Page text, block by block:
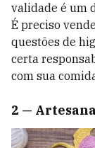
validade é um
É preciso
questões de
certa
com sua
2 —